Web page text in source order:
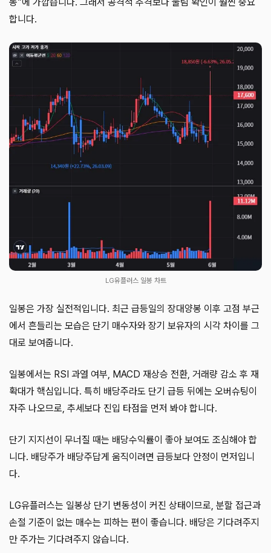
동”에 가깝습니다. 그래서 공격적 추격보다 눌림 확인이 훨씬 중요
합니다.
LG유플러스 일봉 차트
일봉은 가장 실전적입니다. 최근 급등일의 장대양봉 이후 고점 부근
에서 흔들리는 모습은 단기 매수자와 장기 보유자의 시각 차이를 그
대로 보여줍니다.
일봉에서는 RSI 과열 여부, MACD 재상승 전환, 거래량 감소 후 재
확대가 핵심입니다. 특히 배당주라도 단기 급등 뒤에는 오버슈팅이
자주 나오므로, 추세보다 진입 타점을 먼저 봐야 합니다.
단기 지지선이 무너질 때는 배당수익률이 좋아 보여도 조심해야 합
니다. 배당주가 배당주답게 움직이려면 급등보다 안정이 먼저입니
다.
LG유플러스는 일봉상 단기 변동성이 커진 상태이므로, 분할 접근과
손절 기준이 없는 매수는 피하는 편이 좋습니다. 배당은 기다려주지
만 주가는 기다려주지 않습니다.